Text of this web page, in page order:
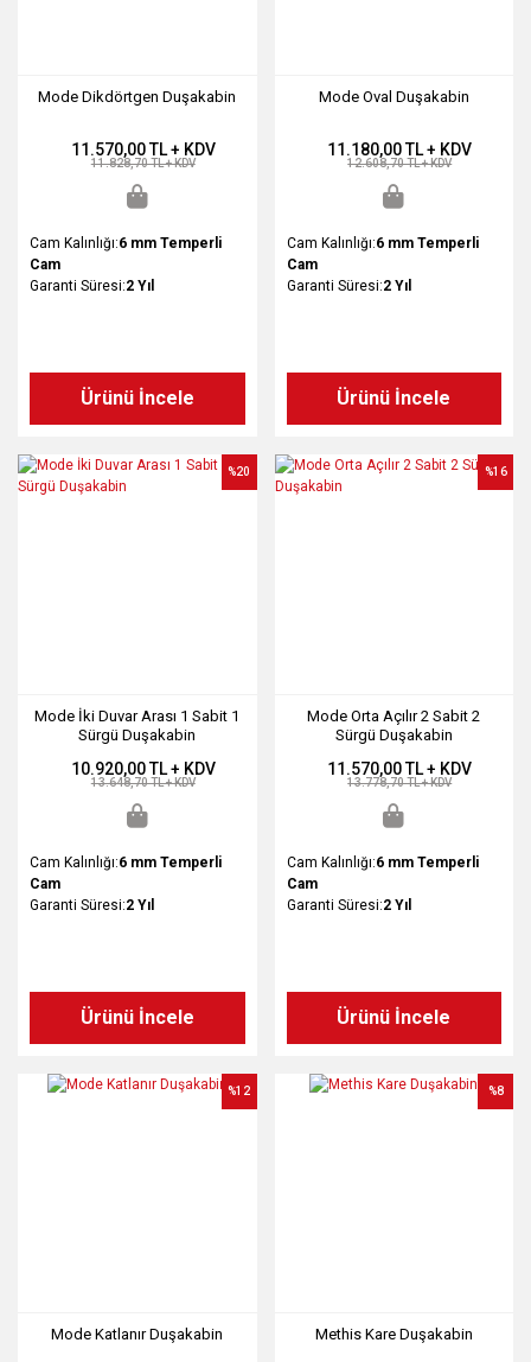
Mode Dikdörtgen Duşakabin
11.570,00 TL + KDV
11.828,70 TL + KDV
Cam Kalınlığı:6 mm Temperli
Cam
Garanti Süresi:2 Yıl
Ürünü İncele
Mode Oval Duşakabin
11.180,00 TL + KDV
12.608,70 TL + KDV
Cam Kalınlığı:6 mm Temperli
Cam
Garanti Süresi:2 Yıl
Ürünü İncele
Mode İki Duvar Arası 1 Sabit 1
Sürgü Duşakabin
%20
10.920,00 TL + KDV
13.648,70 TL + KDV
Cam Kalınlığı:6 mm Temperli
Cam
Garanti Süresi:2 Yıl
Ürünü İncele
Mode Orta Açılır 2 Sabit 2
Sürgü Duşakabin
%16
11.570,00 TL + KDV
13.778,70 TL + KDV
Cam Kalınlığı:6 mm Temperli
Cam
Garanti Süresi:2 Yıl
Ürünü İncele
Mode Katlanır Duşakabin
%12
Methis Kare Duşakabin
%8